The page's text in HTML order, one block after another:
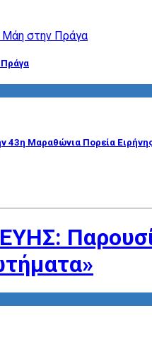
Πράγα
43η Μαραθώνια Πορεία